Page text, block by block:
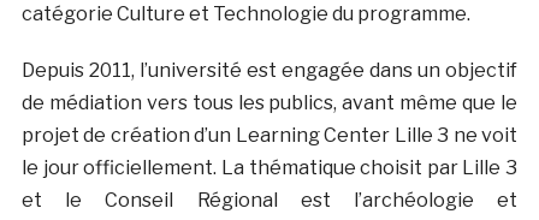
catégorie Culture et Technologie du programme.
Depuis 2011, l’université est engagée dans un objectif
de médiation vers tous les publics, avant même que le
projet de création d’un Learning Center Lille 3 ne voit
le jour officiellement. La thématique choisit par Lille 3
et le Conseil Régional est l’archéologie et